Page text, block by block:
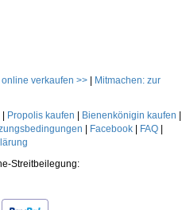
online verkaufen >>
Mitmachen: zur
Propolis kaufen Bienenkönigin kaufen
Facebook FAQ
Streitbeilegung: